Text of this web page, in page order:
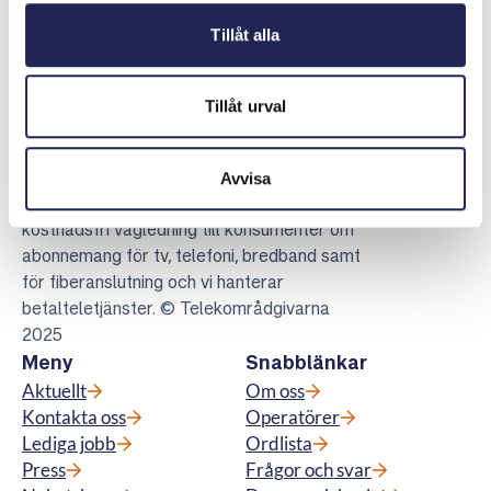
Tillåt alla
Tillåt urval
Avvisa
Telekområdgivarna
Telekområdgivarna ger opartisk och
kostnadsfri vägledning till konsumenter om
abonnemang för tv, telefoni, bredband samt
för fiberanslutning och vi hanterar
betalteletjänster. © Telekområdgivarna
2025
Meny
Aktuellt
Kontakta oss
Lediga jobb
Press
Snabblänkar
Om oss
Operatörer
Ordlista
Frågor och svar